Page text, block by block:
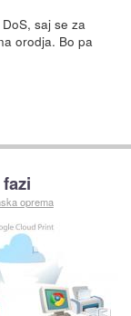
saj se za
orodja. Bo pa
oprema